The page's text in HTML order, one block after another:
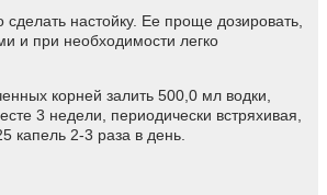
настойку. Ее проще дозировать,
и при необходимости легко
корней залить 500,0 мл водки,
3 недели, периодически встряхивая,
капель 2-3 раза в день.